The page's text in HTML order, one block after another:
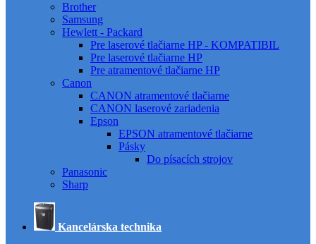
Brother
Samsung
Hewlett - Packard
Pre laserové tlačiarne HP - KOMPATIBIL
Pre laserové tlačiarne HP
Pre atramentové tlačiarne HP
Canon
CANON atramentové tlačiarne
CANON laserové zariadenia
Epson
EPSON atramentové tlačiarne
Pásky
Do písacích strojov
Panasonic
Sharp
Kancelárska technika